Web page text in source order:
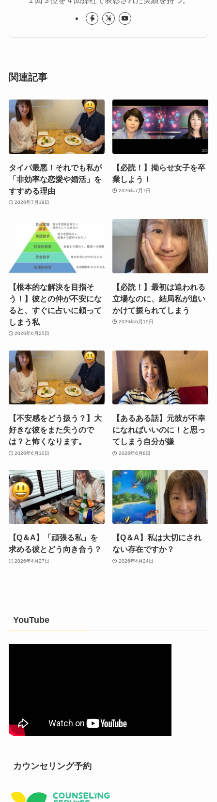
関連記事
タイパ最悪！それでも私が
「非効率な恋愛や婚活」を
すすめる理由
2026年7月19日
【必読！】拗らせ女子を卒
業しよう！
2026年7月7日
【根本的な解決を目指そ
う！】彼との仲が不安にな
ると、すぐに占いに頼って
しまう私
2026年6月25日
【必読！】最初は追われる
立場なのに、結局私が追い
かけて振られてしまう
2026年6月15日
【不安感をどう扱う？】大
好きな彼をまた失うので
は？と怖くなります。
2026年6月10日
【あるある話】元彼が不幸
になればいいのに！と思っ
てしまう自分が嫌
2026年6月8日
【Q＆A】「頑張る私」を
求める彼とどう向き合う？
2026年4月27日
【Q＆A】私は大切にされ
ない存在ですか？
2026年4月24日
YouTube
カウンセリング予約